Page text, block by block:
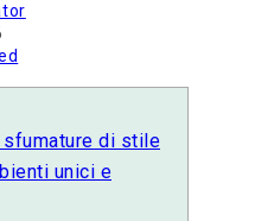
di stile
unici e